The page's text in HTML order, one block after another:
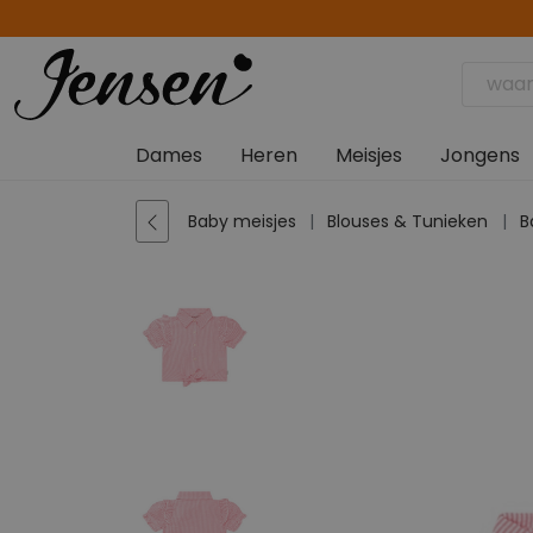
Dames Heren Meisjes Jongens
Baby meisjes Blouses & Tunieken